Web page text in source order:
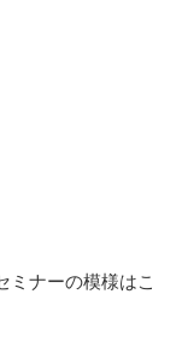
ミナーの模様はこ